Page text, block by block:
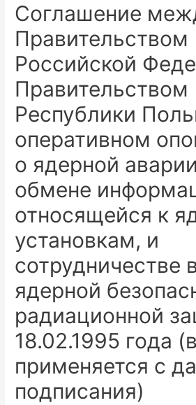
Соглашение
Правительством
Российской
Правительством
Республики
оперативном
о ядерной
обмене
относящейся к
установкам, и
сотрудничестве
ядерной
радиационной
18.02.1995 года
применяется с
подписания)